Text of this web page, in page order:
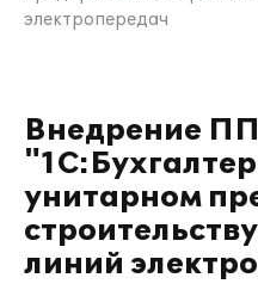
электропередач
Внедрение ПП
унитарном
линий